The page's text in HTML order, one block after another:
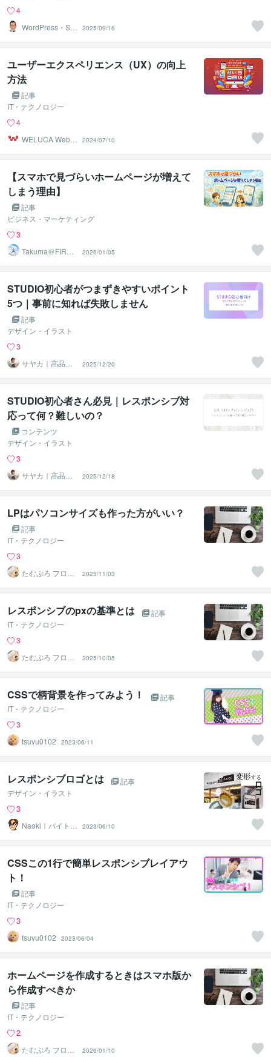
4
WordPress・Sw
2025/09/16
ユーザーエクスペリエンス（UX）の向上
方法
記事
IT・テクノロジー
4
WELUCA Web｜
作屋
2024/07/10
【スマホで見づらいホームページが増えて
しまう理由】
記事
ビジネス・マーケティング
3
Takuma＠FIRE
2026/01/05
STUDIO初心者がつまずきやすいポイント
5つ｜事前に知れば失敗しません
記事
デザイン・イラスト
3
サヤカ｜高品質
で丁寧HP制作
2025/12/20
STUDIO初心者さん必見｜レスポンシブ対
応って何？難しいの？
コンテンツ
デザイン・イラスト
3
サヤカ｜高品質
で丁寧HP制作
2025/12/18
LPはパソコンサイズも作った方がいい？
記事
IT・テクノロジー
3
たむぷろ フロン
トエンジニア
2025/11/03
レスポンシブのpxの基準とは
記事
IT・テクノロジー
3
たむぷろ フロン
トエンジニア
2025/10/05
CSSで柄背景を作ってみよう！
記事
IT・テクノロジー
3
tsuyu0102
2023/06/11
レスポンシブロゴとは
記事
デザイン・イラスト
3
Naoki｜バイトデ
2023/06/10
CSSこの1行で簡単レスポンシブレイアウ
ト！
記事
IT・テクノロジー
3
tsuyu0102
2023/06/04
ホームページを作成するときはスマホ版か
ら作成すべきか
記事
IT・テクノロジー
2
たむぷろ フロン
2026/01/10